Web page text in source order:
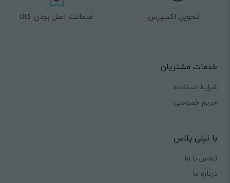
تحویل اکسپرس ضمانت اصل بودن کالا
خدمات مشتریان
شرایط استفاده
حریم خصوصی
با نیلی پلاس
تماس با ما
درباره ما